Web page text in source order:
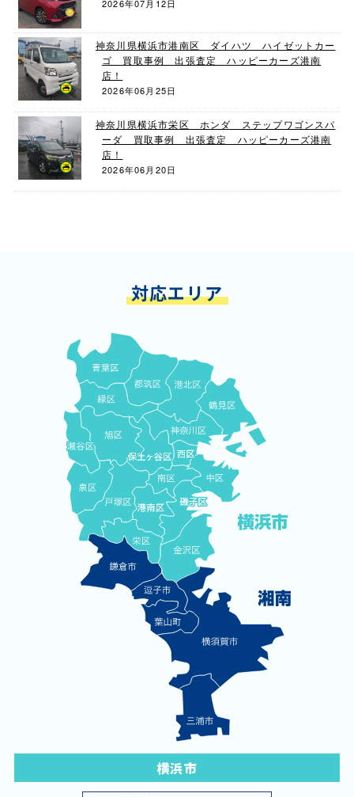
2026年07月12日
神奈川県横浜市港南区 ダイハツ ハイゼットカー
ゴ 買取事例 出張査定 ハッピーカーズ港南
店！
2026年06月25日
神奈川県横浜市栄区 ホンダ ステップワゴンスパ
ーダ 買取事例 出張査定 ハッピーカーズ港南
店！
2026年06月20日
対応エリア
横浜市